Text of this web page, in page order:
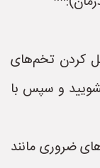
کردن تخم‌های
و سپس با
ضروری مانند